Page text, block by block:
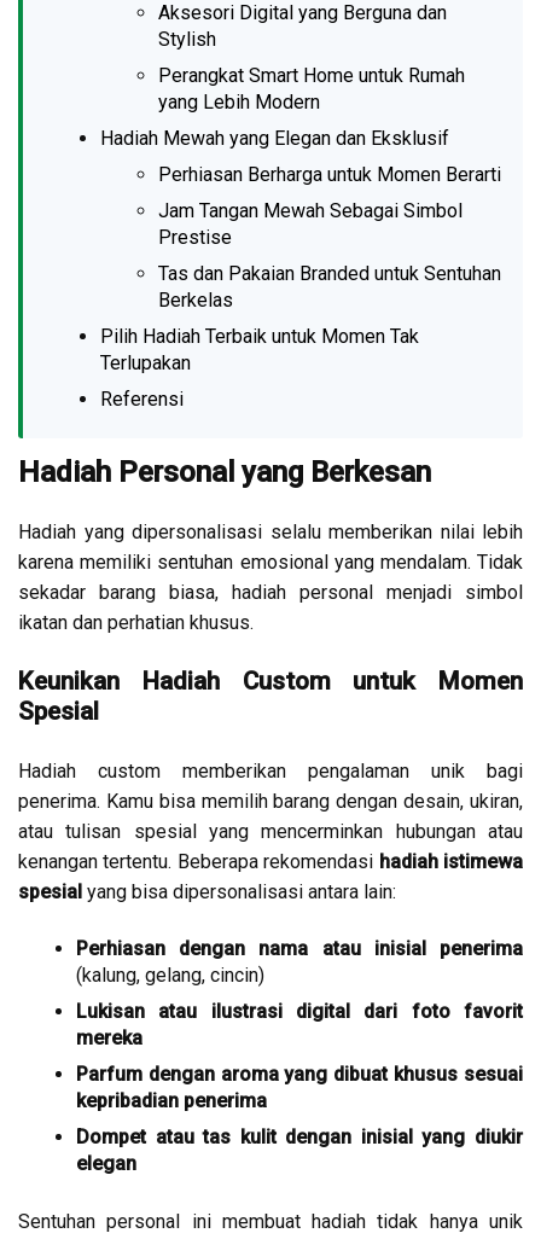
Aksesori Digital yang Berguna dan
Stylish
Perangkat Smart Home untuk Rumah
yang Lebih Modern
Hadiah Mewah yang Elegan dan Eksklusif
Perhiasan Berharga untuk Momen Berarti
Jam Tangan Mewah Sebagai Simbol
Prestise
Tas dan Pakaian Branded untuk Sentuhan
Berkelas
Pilih Hadiah Terbaik untuk Momen Tak
Terlupakan
Referensi
Hadiah Personal yang Berkesan
Hadiah yang dipersonalisasi selalu memberikan nilai lebih
karena memiliki sentuhan emosional yang mendalam. Tidak
sekadar barang biasa, hadiah personal menjadi simbol
ikatan dan perhatian khusus.
Keunikan Hadiah Custom untuk Momen
Spesial
Hadiah custom memberikan pengalaman unik bagi
penerima. Kamu bisa memilih barang dengan desain, ukiran,
atau tulisan spesial yang mencerminkan hubungan atau
kenangan tertentu. Beberapa rekomendasi hadiah istimewa
spesial yang bisa dipersonalisasi antara lain:
Perhiasan dengan nama atau inisial penerima
(kalung, gelang, cincin)
Lukisan atau ilustrasi digital dari foto favorit
mereka
Parfum dengan aroma yang dibuat khusus sesuai
kepribadian penerima
Dompet atau tas kulit dengan inisial yang diukir
elegan
Sentuhan personal ini membuat hadiah tidak hanya unik